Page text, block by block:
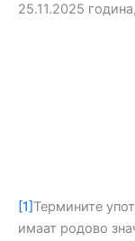
25.11.2025
[1]Термините
имаат родово